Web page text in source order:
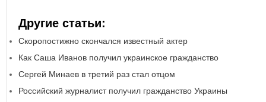
Другие статьи:
Скоропостижно скончался известный актер
Как Саша Иванов получил украинское гражданство
Сергей Минаев в третий раз стал отцом
Российский журналист получил гражданство Украины